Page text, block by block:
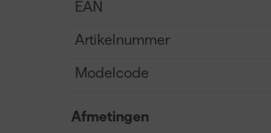
EAN
Artikelnummer
Modelcode
Afmetingen